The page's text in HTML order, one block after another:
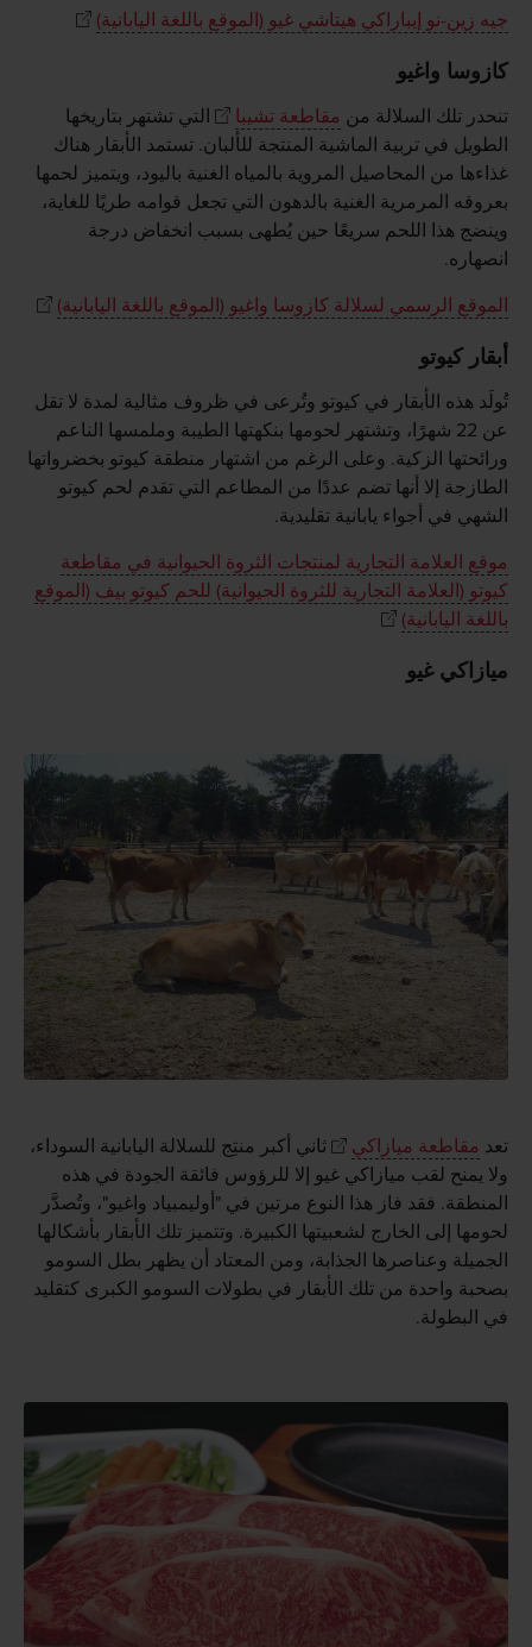
جيه زين-نو إيباراكي هيتاشي غيو (الموقع باللغة اليابانية)
كازوسا واغيو
تنحدر تلك السلالة من مقاطعة تشيبا
التي تشتهر بتاريخها
الطويل في تربية الماشية المنتجة للألبان. تستمد الأبقار هناك
غذاءها من المحاصيل المروية بالمياه الغنية باليود، ويتميز لحمها
بعروقه المرمرية الغنية بالدهون التي تجعل قوامه طريًا للغاية،
وينضج هذا اللحم سريعًا حين يُطهى بسبب انخفاض درجة
انصهاره.
الموقع الرسمي لسلالة كازوسا واغيو (الموقع باللغة اليابانية)
أبقار كيوتو
تُولَد هذه الأبقار في كيوتو وتُرعى في ظروف مثالية لمدة لا تقل
عن 22 شهرًا، وتشتهر لحومها بنكهتها الطيبة وملمسها الناعم
ورائحتها الزكية. وعلى الرغم من اشتهار منطقة كيوتو بخضرواتها
الطازجة إلا أنها تضم عددًا من المطاعم التي تقدم لحم كيوتو
الشهي في أجواء يابانية تقليدية.
موقع العلامة التجارية لمنتجات الثروة الحيوانية في مقاطعة
كيوتو (العلامة التجارية للثروة الحيوانية) للحم كيوتو بيف (الموقع
باللغة اليابانية)
ميازاكي غيو
تعد مقاطعة ميازاكي
ثاني أكبر منتِج للسلالة اليابانية السوداء،
ولا يمنح لقب ميازاكي غيو إلا للرؤوس فائقة الجودة في هذه
المنطقة. فقد فاز هذا النوع مرتين في "أوليمبياد واغيو"، وتُصدَّر
لحومها إلى الخارج لشعبيتها الكبيرة. وتتميز تلك الأبقار بأشكالها
الجميلة وعناصرها الجذابة، ومن المعتاد أن يظهر بطل السومو
بصحبة واحدة من تلك الأبقار في بطولات السومو الكبرى كتقليد
في البطولة.